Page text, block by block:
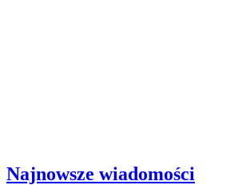
Najnowsze wiadomości